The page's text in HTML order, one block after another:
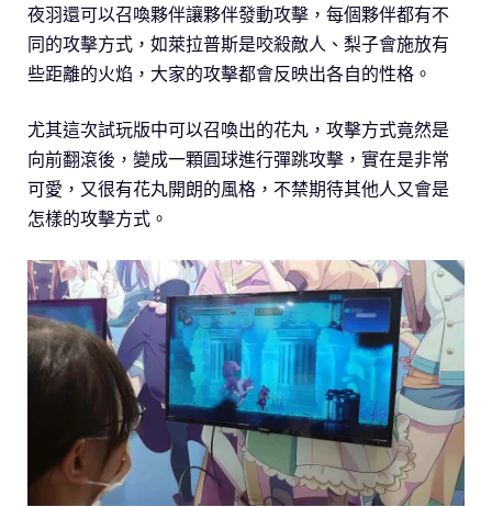
夜羽還可以召喚夥伴讓夥伴發動攻擊，每個夥伴都有不
同的攻擊方式，如萊拉普斯是咬殺敵人、梨子會施放有
些距離的火焰，大家的攻擊都會反映出各自的性格。
尤其這次試玩版中可以召喚出的花丸，攻擊方式竟然是
向前翻滾後，變成一顆圓球進行彈跳攻擊，實在是非常
可愛，又很有花丸開朗的風格，不禁期待其他人又會是
怎樣的攻擊方式。